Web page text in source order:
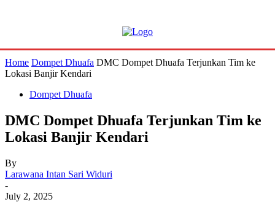
Home Dompet Dhuafa DMC Dompet Dhuafa Terjunkan Tim ke
Lokasi Banjir Kendari
Dompet Dhuafa
DMC Dompet Dhuafa Terjunkan Tim ke
Lokasi Banjir Kendari
By
Larawana Intan Sari Widuri
-
July 2, 2025